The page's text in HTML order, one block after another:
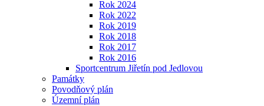
Rok 2024
Rok 2022
Rok 2019
Rok 2018
Rok 2017
Rok 2016
Sportcentrum Jiřetín pod Jedlovou
Památky
Povodňový plán
Územní plán